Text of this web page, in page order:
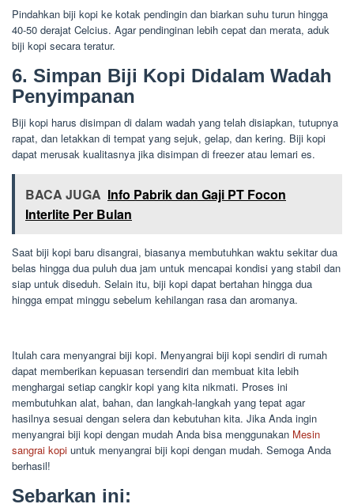
Pindahkan biji kopi ke kotak pendingin dan biarkan suhu turun hingga
40-50 derajat Celcius. Agar pendinginan lebih cepat dan merata, aduk
biji kopi secara teratur.
6. Simpan Biji Kopi Didalam Wadah
Penyimpanan
Biji kopi harus disimpan di dalam wadah yang telah disiapkan, tutupnya
rapat, dan letakkan di tempat yang sejuk, gelap, dan kering. Biji kopi
dapat merusak kualitasnya jika disimpan di freezer atau lemari es.
BACA JUGA Info Pabrik dan Gaji PT Focon
Interlite Per Bulan
Saat biji kopi baru disangrai, biasanya membutuhkan waktu sekitar dua
belas hingga dua puluh dua jam untuk mencapai kondisi yang stabil dan
siap untuk diseduh. Selain itu, biji kopi dapat bertahan hingga dua
hingga empat minggu sebelum kehilangan rasa dan aromanya.
Itulah cara menyangrai biji kopi. Menyangrai biji kopi sendiri di rumah
dapat memberikan kepuasan tersendiri dan membuat kita lebih
menghargai setiap cangkir kopi yang kita nikmati. Proses ini
membutuhkan alat, bahan, dan langkah-langkah yang tepat agar
hasilnya sesuai dengan selera dan kebutuhan kita. Jika Anda ingin
menyangrai biji kopi dengan mudah Anda bisa menggunakan Mesin
sangrai kopi untuk menyangrai biji kopi dengan mudah. Semoga Anda
berhasil!
Sebarkan ini: